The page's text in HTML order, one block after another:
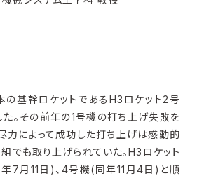
基幹ロケットであるH3ロケット2号
。その前年の1号機の打ち上げ失敗を
力によって成功した打ち上げは感動的
組でも取り上げられていた。H3ロケット
7月11日)、4号機(同年11月4日)と順